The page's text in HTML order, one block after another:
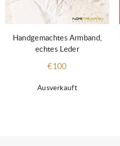
Ausverkauft
Handgemachtes Armband,
echtes Leder
€100